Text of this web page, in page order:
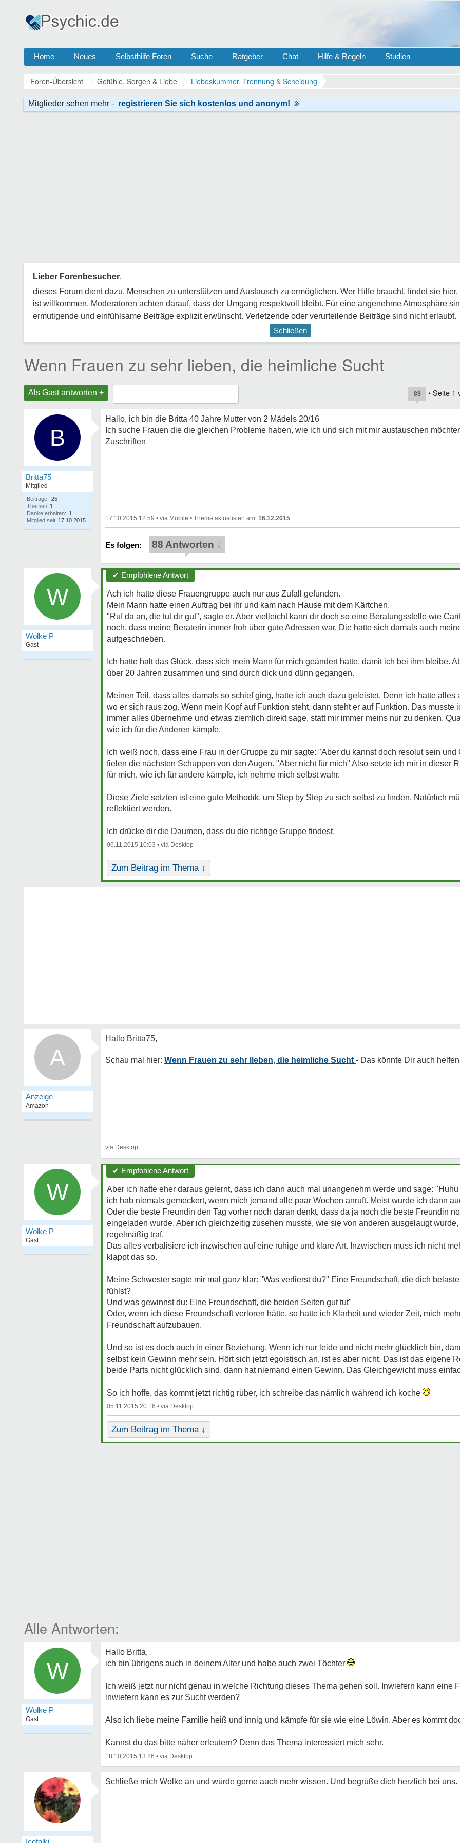
Home Neues Selbsthilfe Foren Suche Ratgeber Chat Hilfe & Regeln Studien
Foren-Übersicht Gefühle, Sorgen & Liebe Liebeskummer, Trennung & Scheidung
Lieber Forenbesucher,
dieses Forum dient dazu, Menschen zu unterstützen und Austausch zu ermöglichen. Wer Hilfe braucht, findet sie
ist willkommen. Moderatoren achten darauf, dass der Umgang respektvoll bleibt. Für eine angenehme Atmosphäre
ermutigende und einfühlsame Beiträge explizit erwünscht. Verletzende oder verurteilende Beiträge sind nicht erlaubt.
Schließen
Wenn Frauen zu sehr lieben, die heimliche Sucht
Als Gast antworten + 89 • Seite 1
B
Britta75
Mitglied
Beiträge: 25
Themen: 1
Danke erhalten: 1
Mitglied seit: 17.10.2015
Hallo, ich bin die Britta 40 Jahre Mutter von 2 Mädels 20/16
Ich suche Frauen die die gleichen Probleme haben, wie ich und sich mit mir austauschen
Zuschriften
17.10.2015 12:59 • • 16.12.2015
88 Antworten ↓
W
Wolke P
Gast
✔ Empfohlene Antwort
Ach ich hatte diese Frauengruppe auch nur aus Zufall gefunden.
Mein Mann hatte einen Auftrag bei ihr und kam nach Hause mit dem Kärtchen.
"Ruf da an, die tut dir gut", sagte er. Aber vielleicht kann dir doch so eine Beratungsstelle wie
noch, dass meine Beraterin immer froh über gute Adressen war. Die hatte sich damals auch
aufgeschrieben.
Ich hatte halt das Glück, dass sich mein Mann für mich geändert hatte, damit ich bei ihm bleibe.
über 20 Jahren zusammen und sind durch dick und dünn gegangen.
Meinen Teil, dass alles damals so schief ging, hatte ich auch dazu geleistet. Denn ich hatte alles
wo er sich raus zog. Wenn mein Kopf auf Funktion steht, dann steht er auf Funktion. Das musste
immer alles übernehme und etwas ziemlich direkt sage, statt mir immer meins nur zu denken.
wie ich für die Anderen kämpfe.
Ich weiß noch, dass eine Frau in der Gruppe zu mir sagte: "Aber du kannst doch resolut sein
fielen die nächsten Schuppen von den Augen. "Aber nicht für mich" Also setzte ich mir in dieser
für mich, wie ich für andere kämpfe, ich nehme mich selbst wahr.
Diese Ziele setzten ist eine gute Methodik, um Step by Step zu sich selbst zu finden. Natürlich
reflektiert werden.
Ich drücke dir die Daumen, dass du die richtige Gruppe findest.
06.11.2015 10:03 •
Zum Beitrag im Thema ↓
A Wenn Frauen zu sehr lieben, die heimliche Sucht
W
Wolke P
Gast
✔ Empfohlene Antwort
Aber ich hatte eher daraus gelernt, dass ich dann auch mal unangenehm werde und sage:
ich hab niemals gemeckert, wenn mich jemand alle paar Wochen anruft. Meist wurde ich dann
Oder die beste Freundin den Tag vorher noch daran denkt, dass da ja noch die beste Freundin
eingeladen wurde. Aber ich gleichzeitig zusehen musste, wie sie von anderen ausgelaugt
regelmäßig traf.
Das alles verbalisiere ich inzwischen auf eine ruhige und klare Art. Inzwischen muss ich nicht
klappt das so.
Meine Schwester sagte mir mal ganz klar: "Was verlierst du?" Eine Freundschaft, die dich
fühlst?
Und was gewinnst du: Eine Freundschaft, die beiden Seiten gut tut"
Oder, wenn ich diese Freundschaft verloren hätte, so hatte ich Klarheit und wieder Zeit, mich
Freundschaft aufzubauen.
Und so ist es doch auch in einer Beziehung. Wenn ich nur leide und nicht mehr glücklich bin,
selbst kein Gewinn mehr sein. Hört sich jetzt egoistisch an, ist es aber nicht. Das ist das eigene
beide Parts nicht glücklich sind, dann hat niemand einen Gewinn. Das Gleichgewicht muss
So ich hoffe, das kommt jetzt richtig rüber, ich schreibe das nämlich während ich koche
05.11.2015 20:16 •
Zum Beitrag im Thema ↓
W
Wolke P
Gast
Hallo Britta,
ich bin übrigens auch in deinem Alter und habe auch zwei Töchter
Ich weiß jetzt nur nicht genau in welche Richtung dieses Thema gehen soll. Inwiefern kann eine
inwiefern kann es zur Sucht werden?
Also ich liebe meine Familie heiß und innig und kämpfe für sie wie eine Löwin. Aber es kommt
Kannst du das bitte näher erleutern? Denn das Thema interessiert mich sehr.
18.10.2015 13:26 •
Schließe mich Wolke an und würde gerne auch mehr wissen. Und begrüße dich herzlich bei uns.